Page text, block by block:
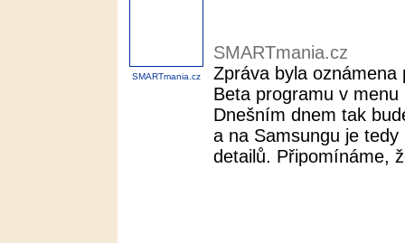
SMARTmania.cz
SMARTmania.cz
Zpráva byla oznámena
Beta programu v
Dnešním dnem tak
a na Samsungu je
detailů. Připomínáme,